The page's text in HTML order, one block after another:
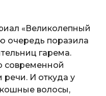
«Великолепный
очередь поразила
гарема.
современной
речи. И откуда у
волосы,